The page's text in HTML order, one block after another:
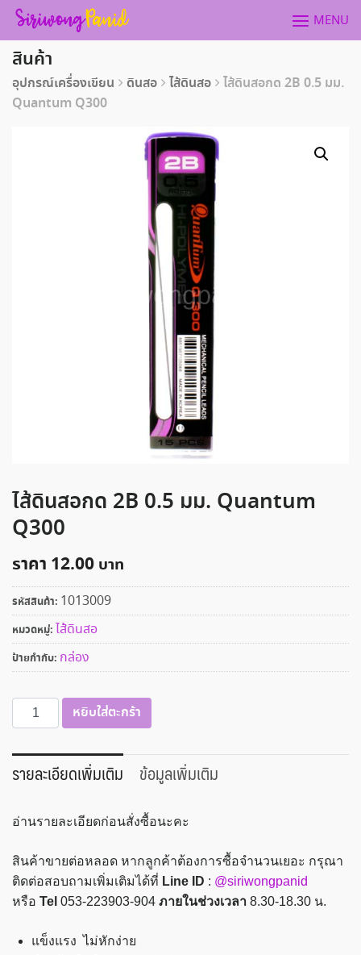
Skip
content
MENU
สินค้า
อุปกรณ์เครื่องเขียน ดินสอ ไส้ดินสอ
ไส้ดินสอกด 2B 0.5 มม.
Quantum Q300
ไส้ดินสอกด 2B 0.5 มม. Quantum
Q300
ราคา 12.00
รหัสสินค้า: 1013009
หมวดหมู่: ไส้ดินสอ
ป้ายกำกับ: กล่อง
จำนวน
ไส้
กด
2B
มม.
Q300
ชิ้น
หยิบใส่ตะกร้า
รายละเอียดเพิ่มเติม ข้อมูลเพิ่มเติม
อ่านรายละเอียดก่อนสั่งซื้อนะคะ
สินค้าขายต่อหลอด หากลูกค้าต้องการซื้อจำนวนเยอะ กรุณา
ติดต่อสอบถามเพิ่มเติมได้ที่ Line ID : @siriwongpanid
หรือ Tel 053-223903-904 ภายในช่วงเวลา 8.30-18.30 น.
แข็งแรง ไม่หักง่าย